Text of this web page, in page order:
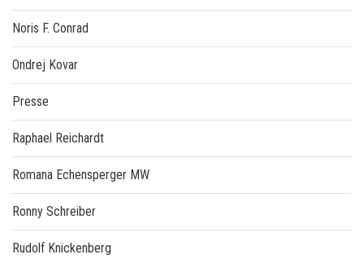
Noris F. Conrad
Ondrej Kovar
Presse
Raphael Reichardt
Romana Echensperger MW
Ronny Schreiber
Rudolf Knickenberg